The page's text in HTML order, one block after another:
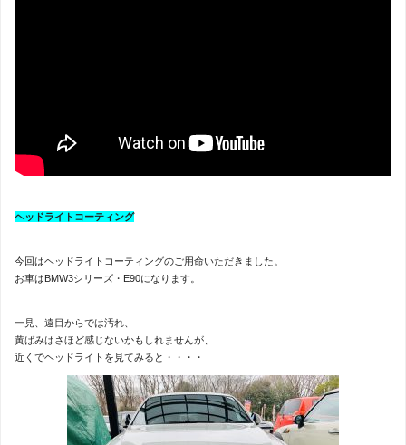
ヘッドライトコーティング
今回はヘッドライトコーティングのご用命いただきました。
お車はBMW3シリーズ・E90になります。
一見、遠目からでは汚れ、
黄ばみはさほど感じないかもしれませんが、
近くでヘッドライトを見てみると・・・・